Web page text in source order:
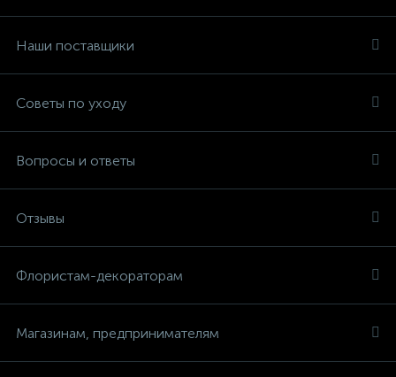
Наши поставщики
Советы по уходу
Вопросы и ответы
Отзывы
Флористам-декораторам
Магазинам, предпринимателям